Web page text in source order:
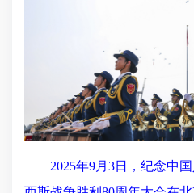
2025年9月3日，纪念中